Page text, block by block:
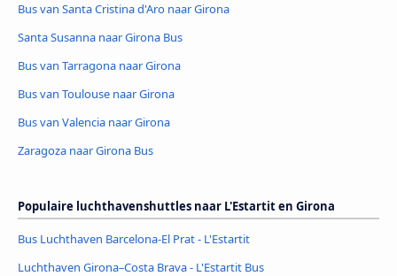
Bus van Santa Cristina d'Aro naar Girona
Santa Susanna naar Girona Bus
Bus van Tarragona naar Girona
Bus van Toulouse naar Girona
Bus van Valencia naar Girona
Zaragoza naar Girona Bus
Populaire luchthavenshuttles naar L'Estartit en Girona
Bus Luchthaven Barcelona-El Prat - L'Estartit
Luchthaven Girona–Costa Brava - L'Estartit Bus